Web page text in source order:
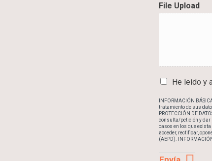
File Upload
C
s
i
l
l
a
He leído y
INFORMACIÓN
tratamiento de sus
PROTECCIÓN DE
consulta/petición y dar
casos en los que
acceder, rectificar,
(AEPD).